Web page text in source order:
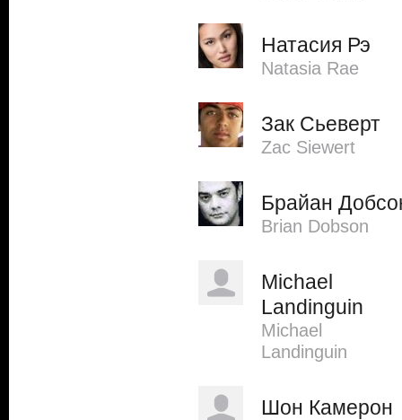
Натасия Рэ
Natasia Rae
Зак Сьеверт
Zac Siewert
Брайан
Brian Dobson
Michael
Landinguin
Michael
Landinguin
Шон Камерон